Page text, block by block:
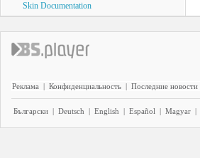
Skin Documentation
Реклама | Конфиденциальность | Последние новости
Български | Deutsch | English | Español | Magyar |